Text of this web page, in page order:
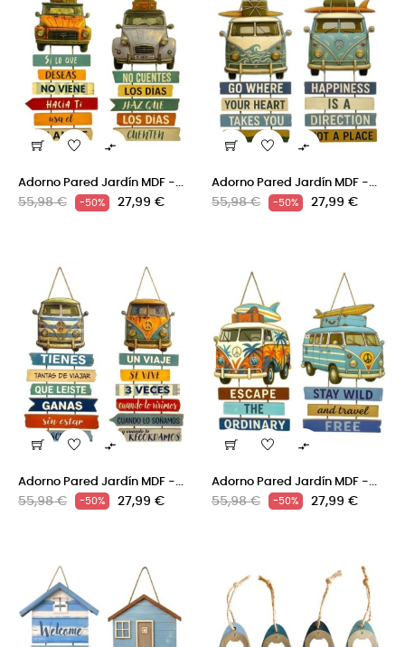

Adorno Pared Jardín MDF -...
Precio
55,98 € -50% Precio
27,99 €

Adorno Pared Jardín MDF -...
Precio
55,98 € -50% Precio
27,99 €

Adorno Pared Jardín MDF -...
Precio
55,98 € -50% Precio
27,99 €

Adorno Pared Jardín MDF -...
Precio
55,98 € -50% Precio
27,99 €